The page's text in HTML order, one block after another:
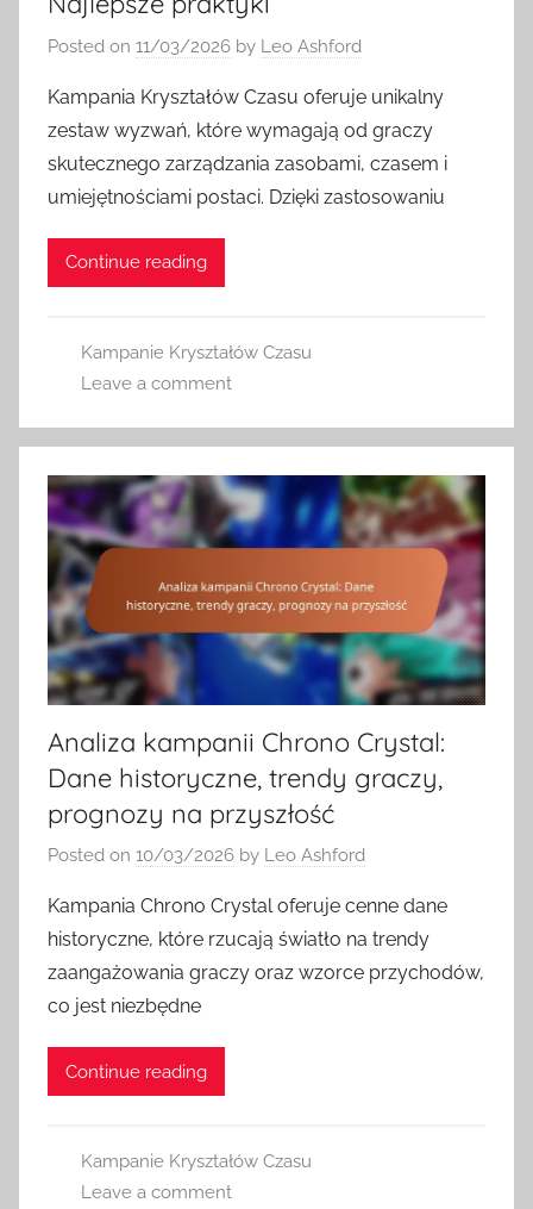
Posted on 11/03/2026 by Leo Ashford
Kampania Kryształów Czasu oferuje unikalny
zestaw wyzwań, które wymagają od graczy
skutecznego zarządzania zasobami, czasem i
umiejętnościami postaci. Dzięki zastosowaniu
Continue reading
Kampanie Kryształów Czasu
Leave a comment
Analiza kampanii Chrono Crystal:
Dane historyczne, trendy graczy,
prognozy na przyszłość
Posted on 10/03/2026 by Leo Ashford
Kampania Chrono Crystal oferuje cenne dane
historyczne, które rzucają światło na trendy
zaangażowania graczy oraz wzorce przychodów,
co jest niezbędne
Continue reading
Kampanie Kryształów Czasu
Leave a comment